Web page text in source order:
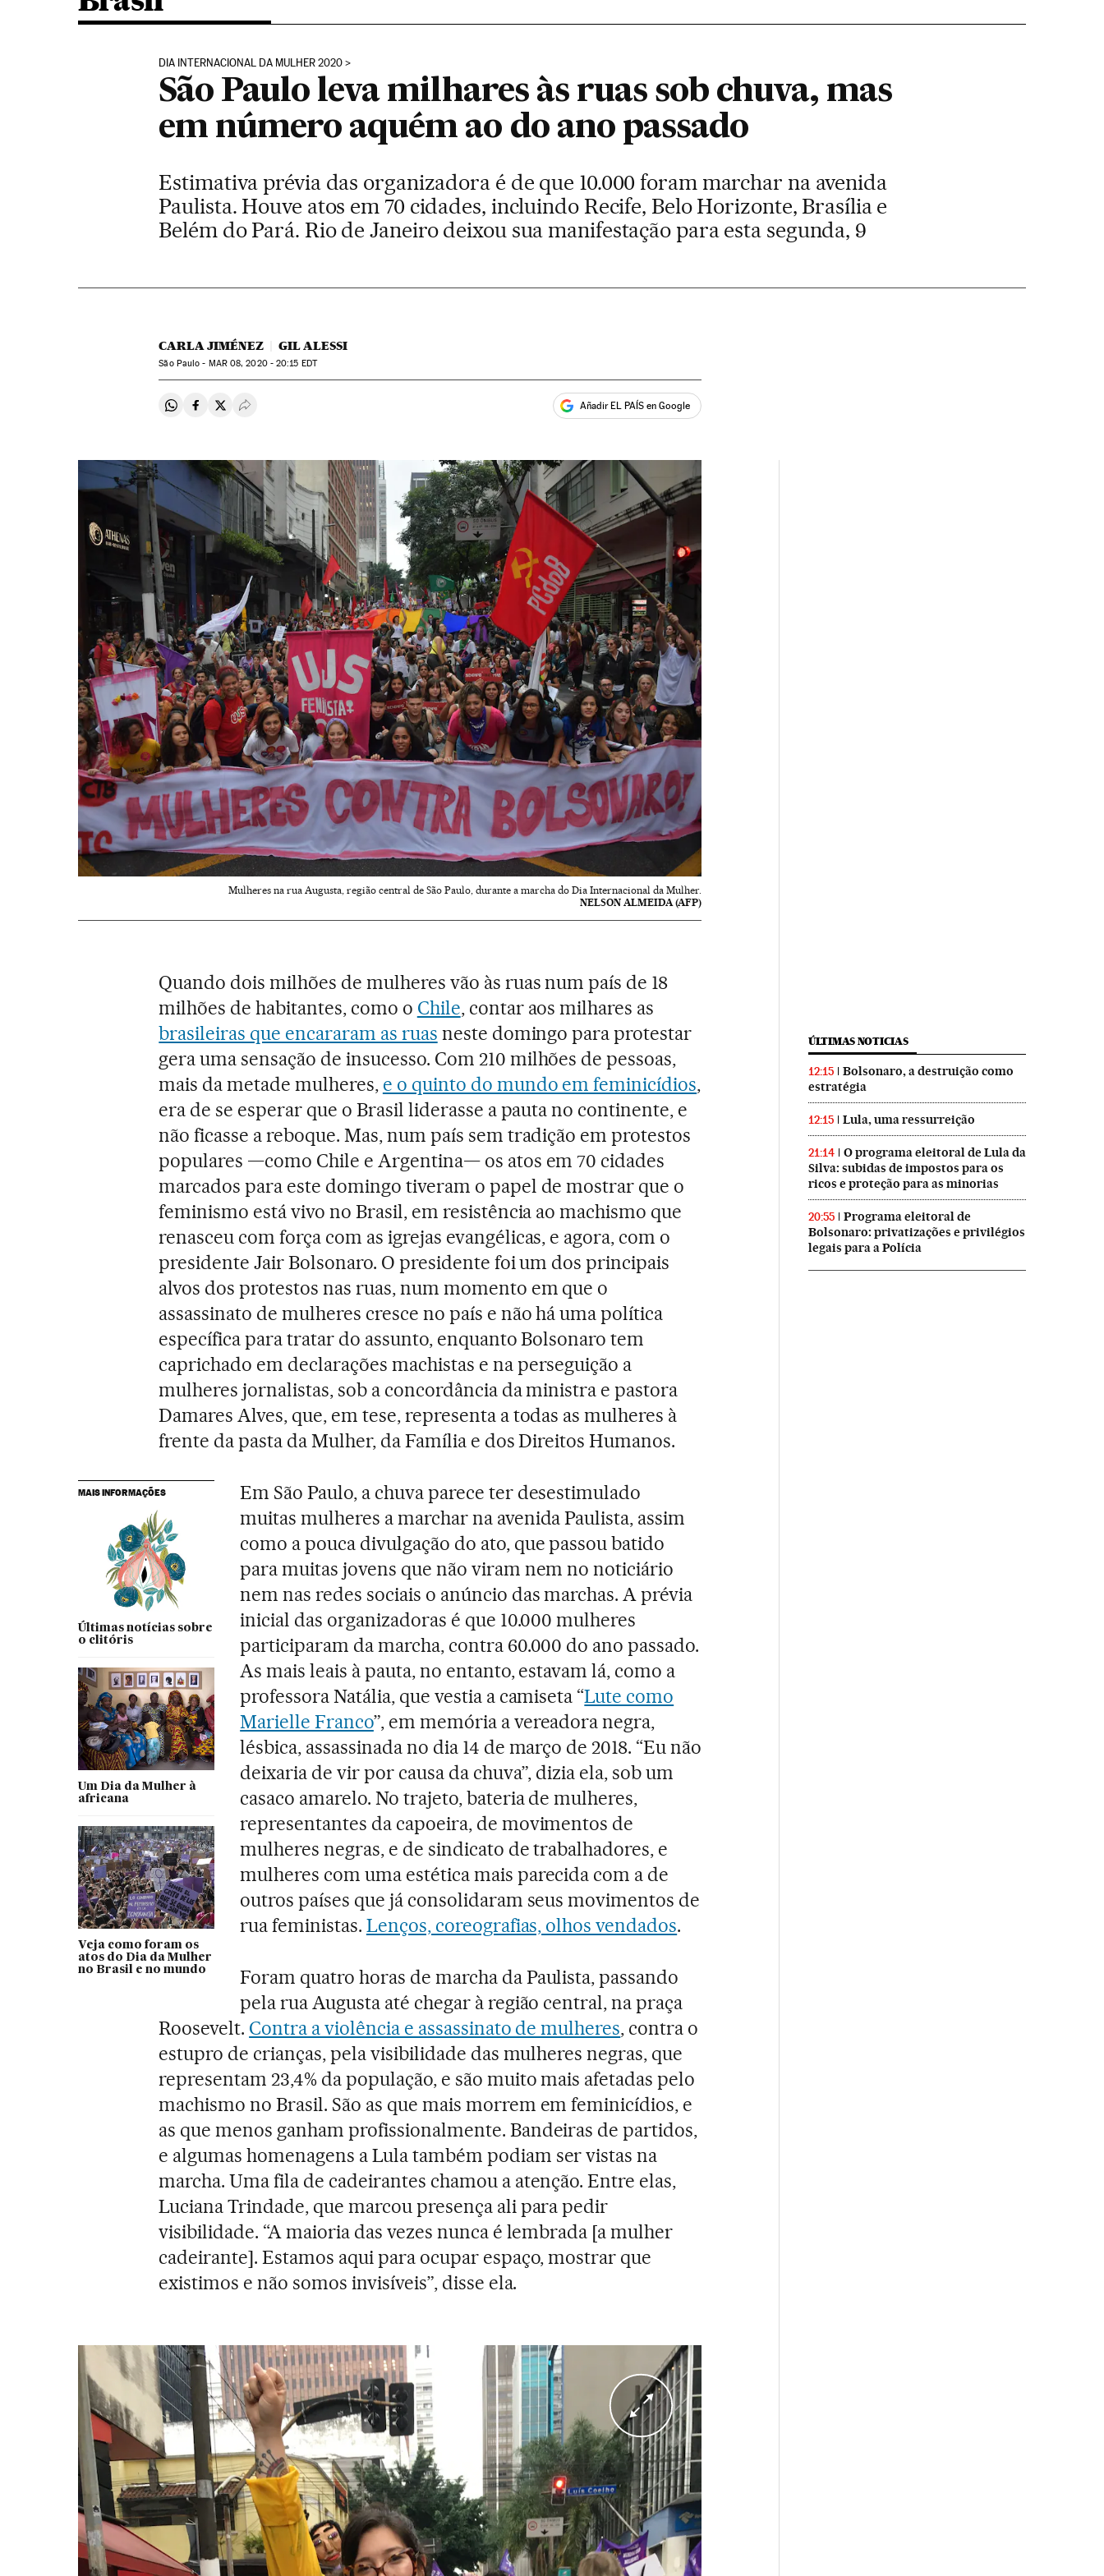
DIA INTERNACIONAL DA MULHER 2020
São Paulo leva milhares às ruas sob chuva, mas
em número aquém ao do ano passado
Estimativa prévia das organizadora é de que 10.000 foram marchar na avenida
Paulista. Houve atos em 70 cidades, incluindo Recife, Belo Horizonte, Brasília e
Belém do Pará. Rio de Janeiro deixou sua manifestação para esta segunda, 9
CARLA JIMÉNEZ GIL ALESSI
São Paulo - MAR08, 2020 - 20:15 EDT
Compartir en Whatsapp
Compartir en Facebook
Compartir en Twitter
Desplegar Redes Sociales Añadir EL PAÍS en Google
Mulheres na rua Augusta, região central de São Paulo, durante a marcha do Dia Internacional da Mulher.
NELSON ALMEIDA (AFP)
Quando dois milhões de mulheres vão às ruas num país de 18
milhões de habitantes, como o Chile, contar aos milhares as
brasileiras que encararam as ruas neste domingo para protestar
gera uma sensação de insucesso. Com 210 milhões de pessoas,
mais da metade mulheres, e o quinto do mundo em feminicídios,
era de se esperar que o Brasil liderasse a pauta no continente, e
não ficasse a reboque. Mas, num país sem tradição em protestos
populares —como Chile e Argentina— os atos em 70 cidades
marcados para este domingo tiveram o papel de mostrar que o
feminismo está vivo no Brasil, em resistência ao machismo que
renasceu com força com as igrejas evangélicas, e agora, com o
presidente Jair Bolsonaro. O presidente foi um dos principais
alvos dos protestos nas ruas, num momento em que o
assassinato de mulheres cresce no país e não há uma política
específica para tratar do assunto, enquanto Bolsonaro tem
caprichado em declarações machistas e na perseguição a
mulheres jornalistas, sob a concordância da ministra e pastora
Damares Alves, que, em tese, representa a todas as mulheres à
frente da pasta da Mulher, da Família e dos Direitos Humanos.
MAIS INFORMAÇÕES
Últimas notícias sobre
o clitóris
Um Dia da Mulher à
africana
Veja como foram os
atos do Dia da Mulher
no Brasil e no mundo
Em São Paulo, a chuva parece ter desestimulado
muitas mulheres a marchar na avenida Paulista, assim
como a pouca divulgação do ato, que passou batido
para muitas jovens que não viram nem no noticiário
nem nas redes sociais o anúncio das marchas. A prévia
inicial das organizadoras é que 10.000 mulheres
participaram da marcha, contra 60.000 do ano passado.
As mais leais à pauta, no entanto, estavam lá, como a
professora Natália, que vestia a camiseta “Lute como
Marielle Franco”, em memória a vereadora negra,
lésbica, assassinada no dia 14 de março de 2018. “Eu não
deixaria de vir por causa da chuva”, dizia ela, sob um
casaco amarelo. No trajeto, bateria de mulheres,
representantes da capoeira, de movimentos de
mulheres negras, e de sindicato de trabalhadores, e
mulheres com uma estética mais parecida com a de
outros países que já consolidaram seus movimentos de
rua feministas. Lenços, coreografias, olhos vendados.
Foram quatro horas de marcha da Paulista, passando
pela rua Augusta até chegar à região central, na praça
Roosevelt. Contra a violência e assassinato de mulheres, contra o
estupro de crianças, pela visibilidade das mulheres negras, que
representam 23,4% da população, e são muito mais afetadas pelo
machismo no Brasil. São as que mais morrem em feminicídios, e
as que menos ganham profissionalmente. Bandeiras de partidos,
e algumas homenagens a Lula também podiam ser vistas na
marcha. Uma fila de cadeirantes chamou a atenção. Entre elas,
Luciana Trindade, que marcou presença ali para pedir
visibilidade. “A maioria das vezes nunca é lembrada [a mulher
cadeirante]. Estamos aqui para ocupar espaço, mostrar que
existimos e não somos invisíveis”, disse ela.
ÚLTIMAS NOTICIAS
12:15
Bolsonaro, a destruição como
estratégia
12:15 Lula, uma ressurreição
21:14
O programa eleitoral de Lula da
Silva: subidas de impostos para os
ricos e proteção para as minorias
20:55
Programa eleitoral de
Bolsonaro: privatizações e privilégios
legais para a Polícia